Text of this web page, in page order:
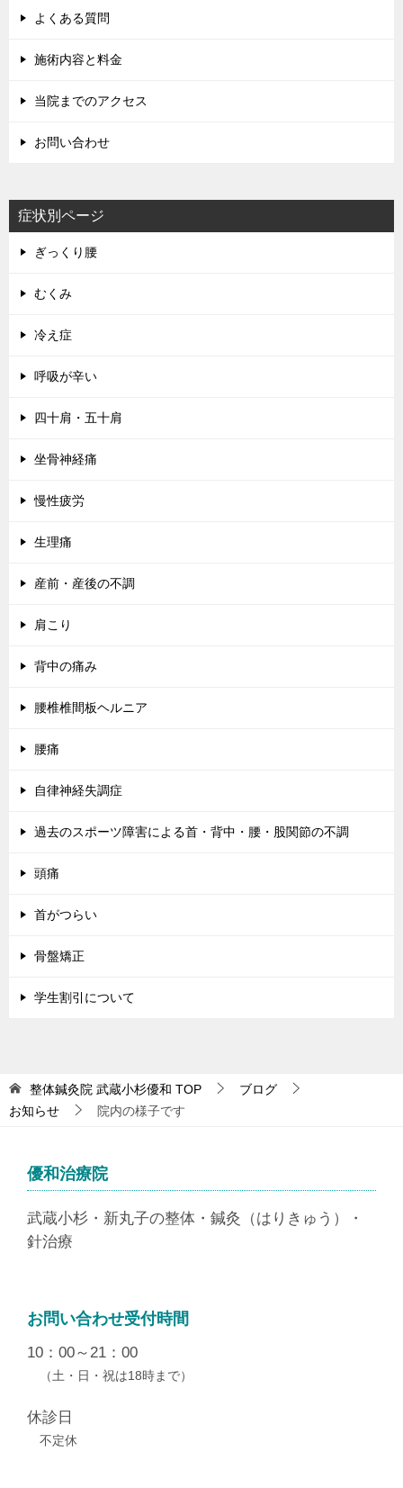
よくある質問
施術内容と料金
当院までのアクセス
お問い合わせ
症状別ページ
ぎっくり腰
むくみ
冷え症
呼吸が辛い
四十肩・五十肩
坐骨神経痛
慢性疲労
生理痛
産前・産後の不調
肩こり
背中の痛み
腰椎椎間板ヘルニア
腰痛
自律神経失調症
過去のスポーツ障害による首・背中・腰・股関節の不調
頭痛
首がつらい
骨盤矯正
学生割引について
整体鍼灸院 武蔵小杉優和 TOP
ブログ
お知らせ
院内の様子です
優和治療院
武蔵小杉・新丸子の整体・鍼灸（はりきゅう）・
針治療
お問い合わせ受付時間
10：00～21：00
（土・日・祝は18時まで）
休診日
不定休